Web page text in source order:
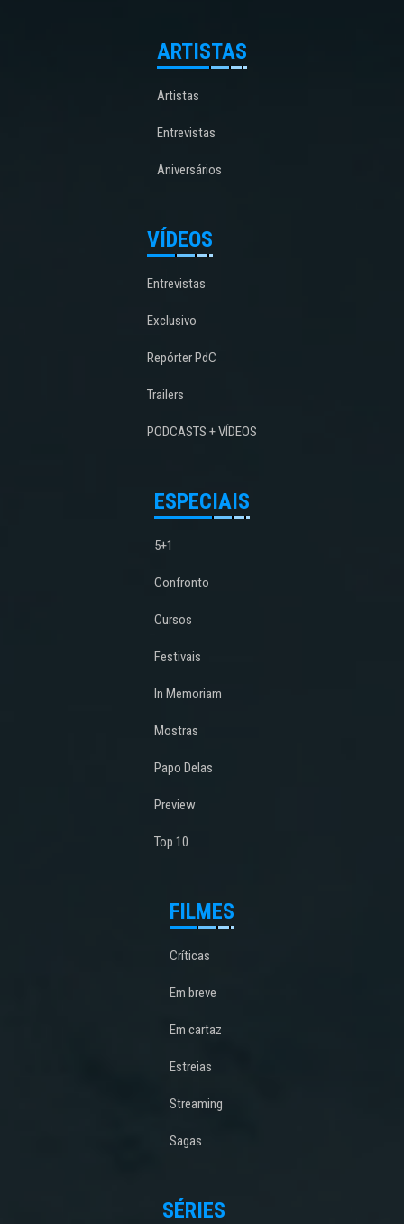
ARTISTAS
Artistas
Entrevistas
Aniversários
VÍDEOS
Entrevistas
Exclusivo
Repórter PdC
Trailers
PODCASTS + VÍDEOS
ESPECIAIS
5+1
Confronto
Cursos
Festivais
In Memoriam
Mostras
Papo Delas
Preview
Top 10
FILMES
Críticas
Em breve
Em cartaz
Estreias
Streaming
Sagas
SÉRIES